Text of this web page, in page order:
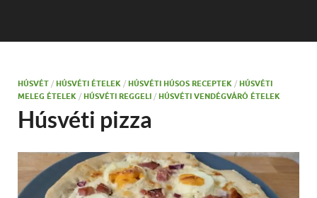
HÚSVÉT / HÚSVÉTI ÉTELEK / HÚSVÉTI HÚSOS RECEPTEK / HÚSVÉTI
MELEG ÉTELEK / HÚSVÉTI REGGELI / HÚSVÉTI VENDÉGVÁRÓ ÉTELEK
Húsvéti pizza